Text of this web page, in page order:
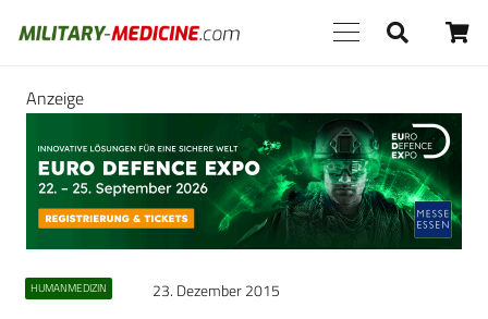
Anzeige
HUMANMEDIZIN 23. Dezember 2015